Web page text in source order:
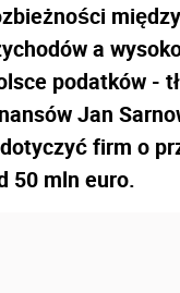
a
podatków -
Jan
firm o
50 mln euro.